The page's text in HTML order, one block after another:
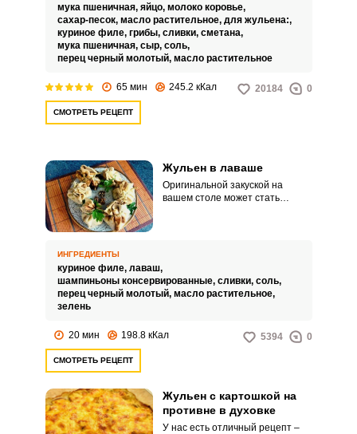
горячей праздничной закуски.
мука пшеничная, яйцо, молоко коровье,
сахар-песок, масло растительное, для жульена:,
куриное филе, грибы, сливки, сметана,
мука пшеничная, сыр, соль,
перец черный молотый, масло растительное
65 мин 245.2 кКал 20184 0
СМОТРЕТЬ РЕЦЕПТ
Жульен в лаваше
Оригинальной закуской на
вашем столе может стать
ИНГРЕДИЕНТЫ
куриное филе, лаваш,
шампиньоны консервированные, сливки, соль,
перец черный молотый, масло растительное,
зелень
20 мин 198.8 кКал 5394 0
СМОТРЕТЬ РЕЦЕПТ
Жульен с картошкой на
противне в духовке
У нас есть отличный рецепт –